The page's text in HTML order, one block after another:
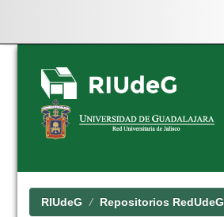
Skip
navigation
RIUdeG Repositorios RedUdeG